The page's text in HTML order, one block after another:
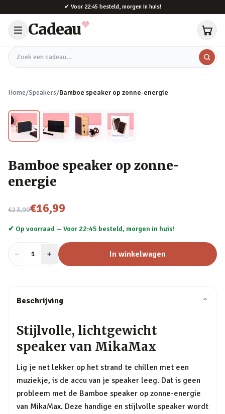
✔ Voor 22:45 besteld, morgen in huis!
Cadeau
Zoek een cadeau
Home/Speakers/Bamboe speaker op zonne-energie
Bamboe speaker op zonne-
energie
€23,99
Nu voor€16,99
✔ Op voorraad —Voor 22:45 besteld, morgen in huis!
− Aantal
1 + In winkelwagen
Beschrijving ⌄
Stijlvolle, lichtgewicht
speaker van MikaMax
Lig je net lekker op het strand te chillen met een
muziekje, is de accu van je speaker leeg. Dat is geen
probleem met de Bamboe speaker op zonne-energie
van MikaMax. Deze handige en stijlvolle speaker wordt